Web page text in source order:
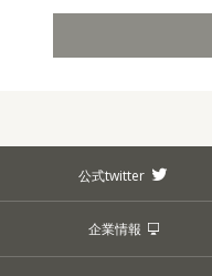
公式twitter
企業情報